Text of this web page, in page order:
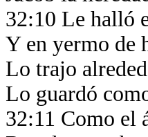
32:10 Le halló
Y en yermo de
Lo trajo
Lo guardó
32:11 Como el